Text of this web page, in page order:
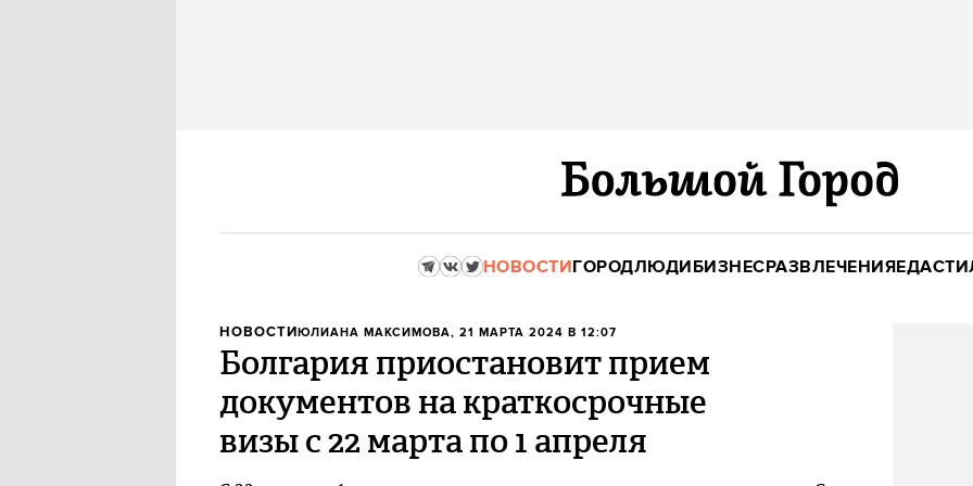
НОВОСТИГОРОДЛЮДИБИЗНЕСРАЗВЛЕЧЕНИЯЕДА
НОВОСТИЮЛИАНА МАКСИМОВА, 21 МАРТА 2024 В 12:07
Болгария приостановит прием
документов на краткосрочные
визы с 22 марта по 1 апреля